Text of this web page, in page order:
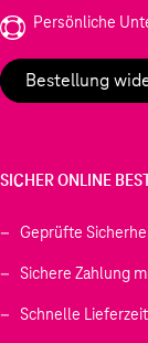
Persönliche
Bestellung
SICHER ONLINE
Geprüfte
Sichere Zahlung
Schnelle